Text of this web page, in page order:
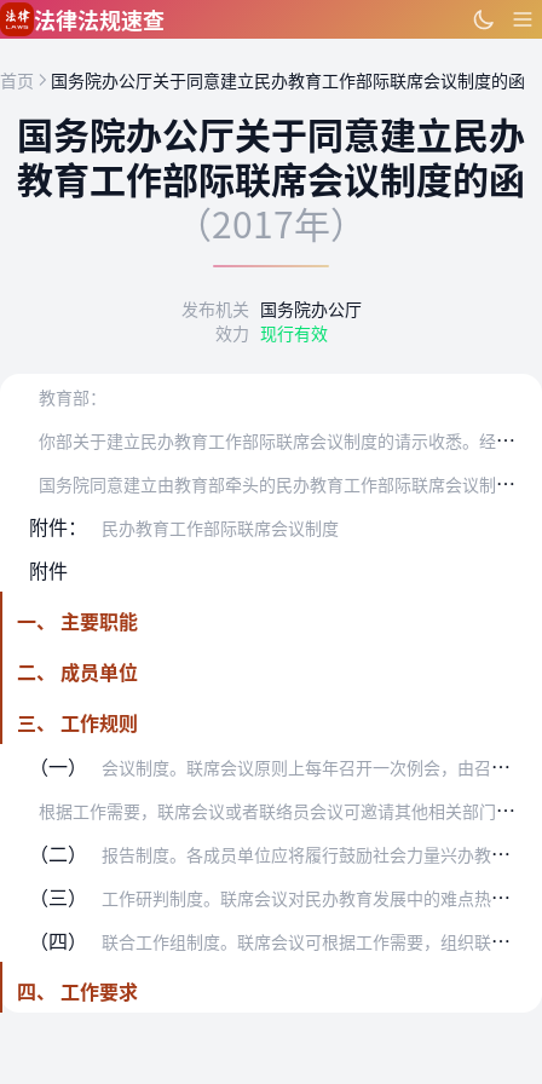
跳到主要内容
法律法规速查
首页 国务院办公厅关于同意建立民办教育工作部际联席会议制度的函
国务院办公厅关于同意建立民办
教育工作部际联席会议制度的函
（2017年）
发布机关 国务院办公厅
效力 现行有效
教育部：
你
部关于建立民办教育工作部际联席会议制度的请示收悉。经国务院同意，现函复如下：
国
务院同意建立由教育部牵头的民办教育工作部际联席会议制度。联席会议不刻制印章，不正式行文，请按照国务院有关文件精神认真组织开展工作。
附件：
民办教育工作部际联席会议制度
附件
一、 主要职能
二、 成员单位
三、 工作规则
（一）
会议制度。联席会议原则上每年召开一次例会，由召集人或者召集人委托的同志主持，必要时可以由召集人临时主持召开全体会议。联络员原则上每半年召开一次例会。必要时经联席…
根
据工作需要，联席会议或者联络员会议可邀请其他相关部门和专家参与特定事项的专题研究。联席会议议定的事项，经与会单位同意后以纪要形式印发有关单位。
（二）
报告制度。各成员单位应将履行鼓励社会力量兴办教育的各项职责、落实联席会议决定事项以及开展民办教育管理工作等情况，及时报告联席会议。及时汇总各地贯彻落实《若干意见…
（三） 工作研判制度。联席会议对民办教育发展中的难点热点问题和各类安全隐患及时研判，主动通报，提出预警，防微杜渐。
（四） 联合工作组制度。联席会议可根据工作需要，组织联合工作组，赴相关地区督促、指导、检查工作。
四、 工作要求